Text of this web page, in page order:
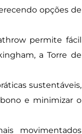
opções de
permite fácil
a Torre de
sustentáveis,
e minimizar o
movimentados